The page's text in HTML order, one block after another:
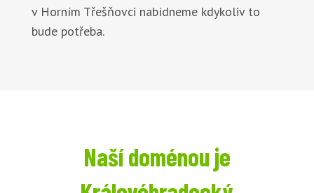
v Horním Třešňovci nabídneme kdykoliv to
bude potřeba.
Naší doménou je